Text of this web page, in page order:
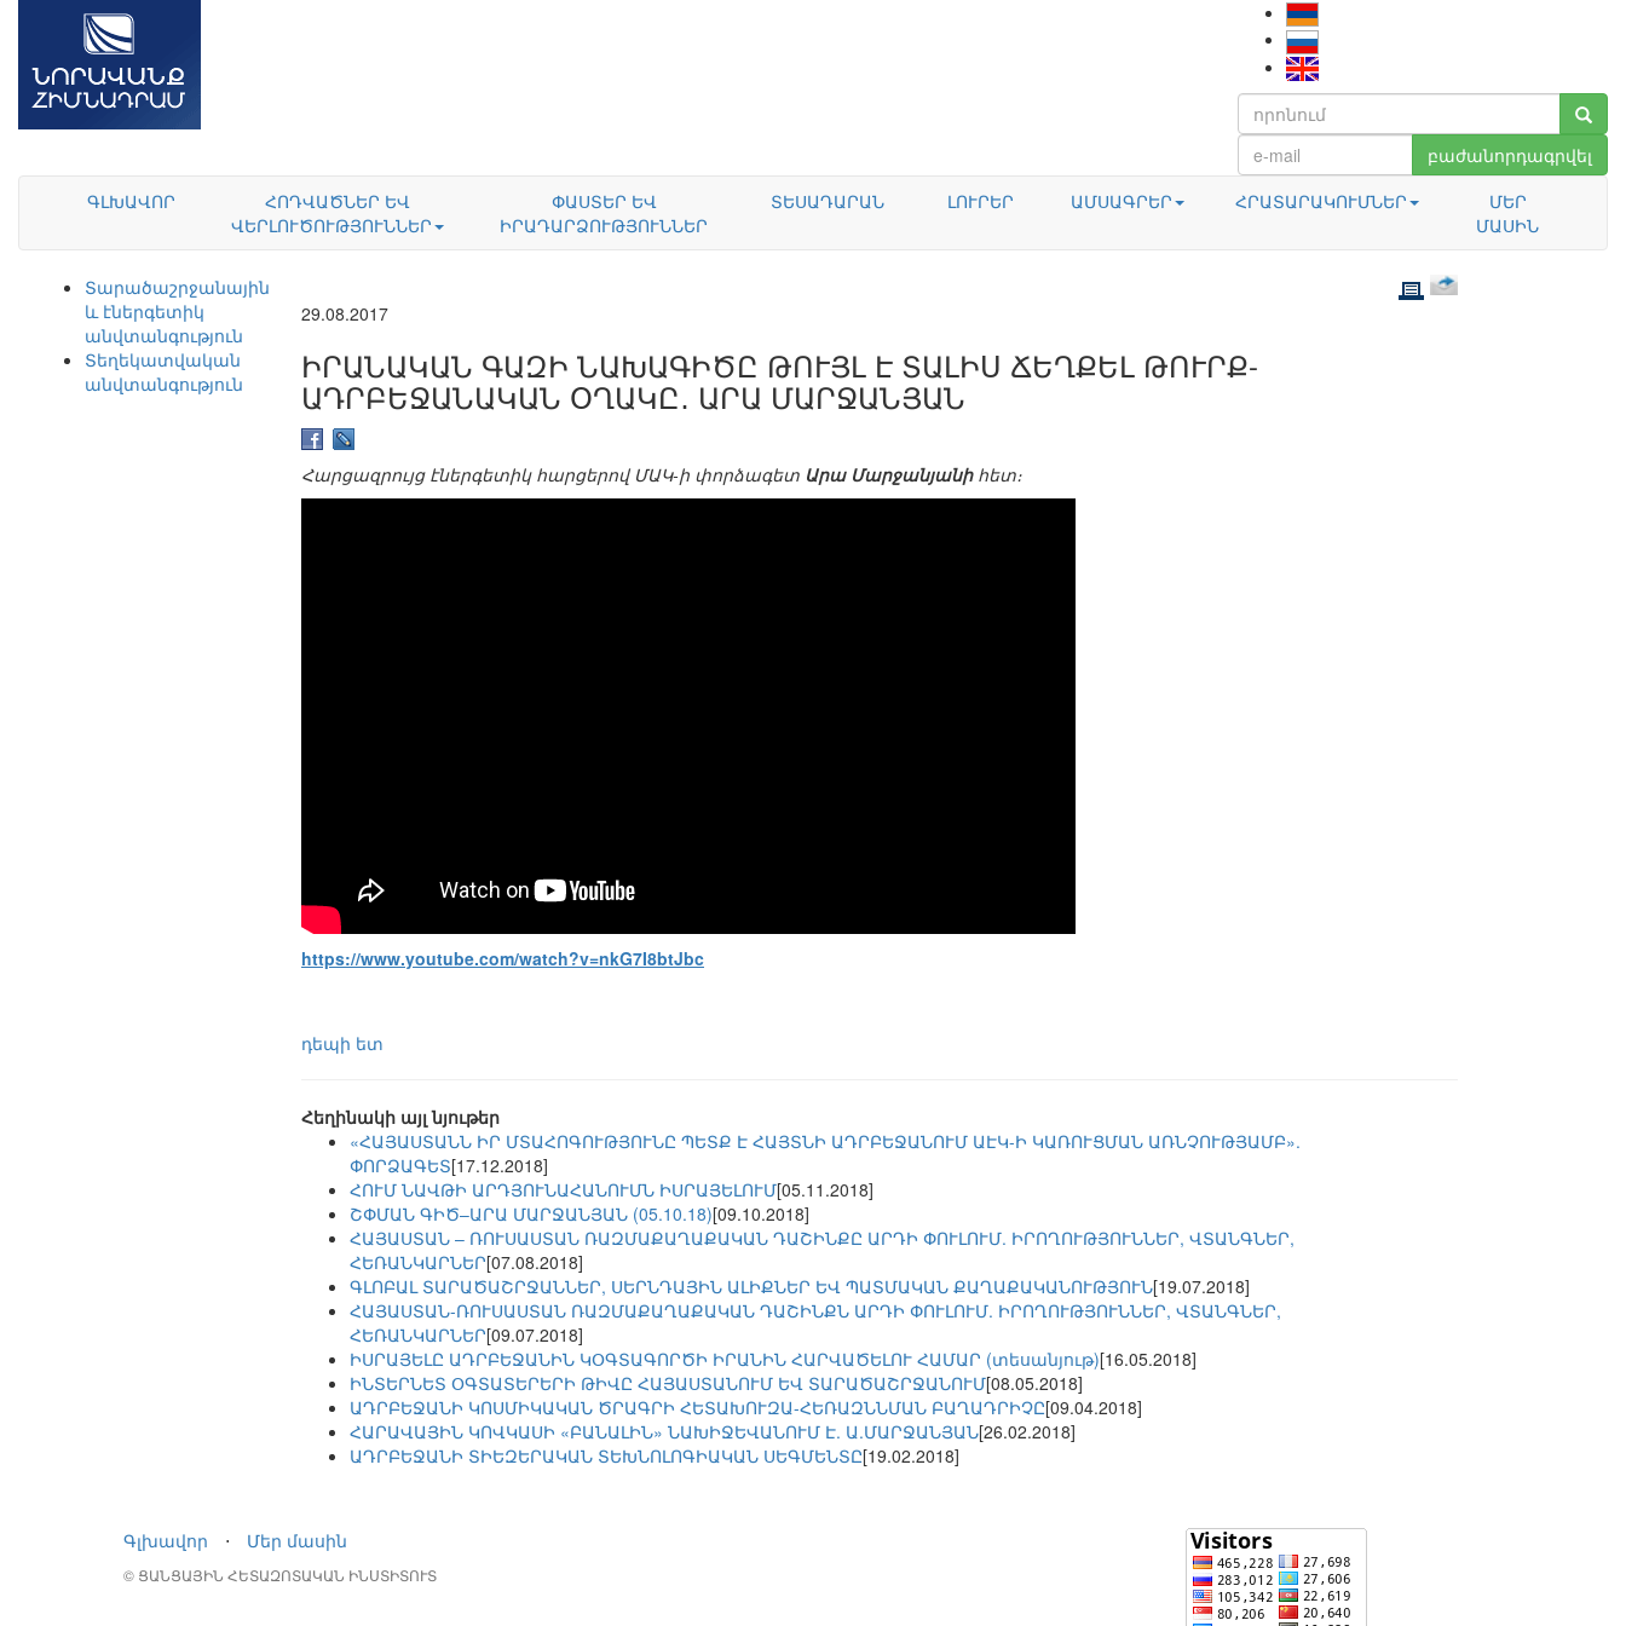
բաժանորդագրվել
ԳԼԽԱՎՈՐ
ՀՈԴՎԱԾՆԵՐ ԵՎ
ՎԵՐԼՈՒԾՈՒԹՅՈՒՆՆԵՐ
ՓԱՍՏԵՐ ԵՎ
ԻՐԱԴԱՐՁՈՒԹՅՈՒՆՆԵՐ
ՏԵՍԱԴԱՐԱՆ ԼՈՒՐԵՐ ԱՄՍԱԳՐԵՐ ՀՐԱՏԱՐԱԿՈՒՄՆԵՐ
ՄԵՐ
ՄԱՍԻՆ
Տարածաշրջանային
և էներգետիկ
անվտանգություն
Տեղեկատվական
անվտանգություն
29.08.2017
ԻՐԱՆԱԿԱՆ ԳԱԶԻ ՆԱԽԱԳԻԾԸ ԹՈՒՅԼ Է ՏԱԼԻՍ ՃԵՂՔԵԼ ԹՈՒՐՔ-
ԱԴՐԲԵՋԱՆԱԿԱՆ ՕՂԱԿԸ․ ԱՐԱ ՄԱՐՋԱՆՅԱՆ
Հարցազրույց էներգետիկ հարցերով ՄԱԿ-ի փորձագետ Արա Մարջանյանիհետ։
https://www.youtube.com/watch?v=nkG7I8btJbc
դեպի ետ
Հեղինակի այլ նյութեր
«ՀԱՅԱՍՏԱՆՆ ԻՐ ՄՏԱՀՈԳՈՒԹՅՈՒՆԸ ՊԵՏՔ Է ՀԱՅՏՆԻ ԱԴՐԲԵՋԱՆՈՒՄ ԱԷԿ-Ի ԿԱՌՈՒՑՄԱՆ ԱՌՆՉՈՒԹՅԱՄԲ».
ՓՈՐՁԱԳԵՏ[17.12.2018]
ՀՈՒՄ ՆԱՎԹԻ ԱՐԴՅՈՒՆԱՀԱՆՈՒՄՆ ԻՍՐԱՅԵԼՈՒՄ[05.11.2018]
ՇՓՄԱՆ ԳԻԾ–ԱՐԱ ՄԱՐՋԱՆՅԱՆ (05.10.18)[09.10.2018]
ՀԱՅԱՍՏԱՆ – ՌՈՒՍԱՍՏԱՆ ՌԱԶՄԱՔԱՂԱՔԱԿԱՆ ԴԱՇԻՆՔԸ ԱՐԴԻ ՓՈՒԼՈՒՄ. ԻՐՈՂՈՒԹՅՈՒՆՆԵՐ, ՎՏԱՆԳՆԵՐ,
ՀԵՌԱՆԿԱՐՆԵՐ[07.08.2018]
ԳԼՈԲԱԼ ՏԱՐԱԾԱՇՐՋԱՆՆԵՐ, ՍԵՐՆԴԱՅԻՆ ԱԼԻՔՆԵՐ ԵՎ ՊԱՏՄԱԿԱՆ ՔԱՂԱՔԱԿԱՆՈՒԹՅՈՒՆ[19.07.2018]
ՀԱՅԱՍՏԱՆ-ՌՈՒՍԱՍՏԱՆ ՌԱԶՄԱՔԱՂԱՔԱԿԱՆ ԴԱՇԻՆՔՆ ԱՐԴԻ ՓՈՒԼՈՒՄ. ԻՐՈՂՈՒԹՅՈՒՆՆԵՐ, ՎՏԱՆԳՆԵՐ,
ՀԵՌԱՆԿԱՐՆԵՐ[09.07.2018]
ԻՍՐԱՅԵԼԸ ԱԴՐԲԵՋԱՆԻՆ ԿՕԳՏԱԳՈՐԾԻ ԻՐԱՆԻՆ ՀԱՐՎԱԾԵԼՈՒ ՀԱՄԱՐ (տեսանյութ)[16.05.2018]
ԻՆՏԵՐՆԵՏ ՕԳՏԱՏԵՐԵՐԻ ԹԻՎԸ ՀԱՅԱՍՏԱՆՈՒՄ ԵՎ ՏԱՐԱԾԱՇՐՋԱՆՈՒՄ[08.05.2018]
ԱԴՐԲԵՋԱՆԻ ԿՈՍՄԻԿԱԿԱՆ ԾՐԱԳՐԻ ՀԵՏԱԽՈՒԶԱ-ՀԵՌԱԶՆՆՄԱՆ ԲԱՂԱԴՐԻՉԸ[09.04.2018]
ՀԱՐԱՎԱՅԻՆ ԿՈՎԿԱՍԻ «ԲԱՆԱԼԻՆ» ՆԱԽԻՋԵՎԱՆՈՒՄ Է. Ա.ՄԱՐՋԱՆՅԱՆ[26.02.2018]
ԱԴՐԲԵՋԱՆԻ ՏԻԵԶԵՐԱԿԱՆ ՏԵԽՆՈԼՈԳԻԱԿԱՆ ՍԵԳՄԵՆՏԸ[19.02.2018]
Գլխավոր ⋅ Մեր մասին
© ՑԱՆՑԱՅԻՆ ՀԵՏԱԶՈՏԱԿԱՆ ԻՆՍՏԻՏՈՒՏ